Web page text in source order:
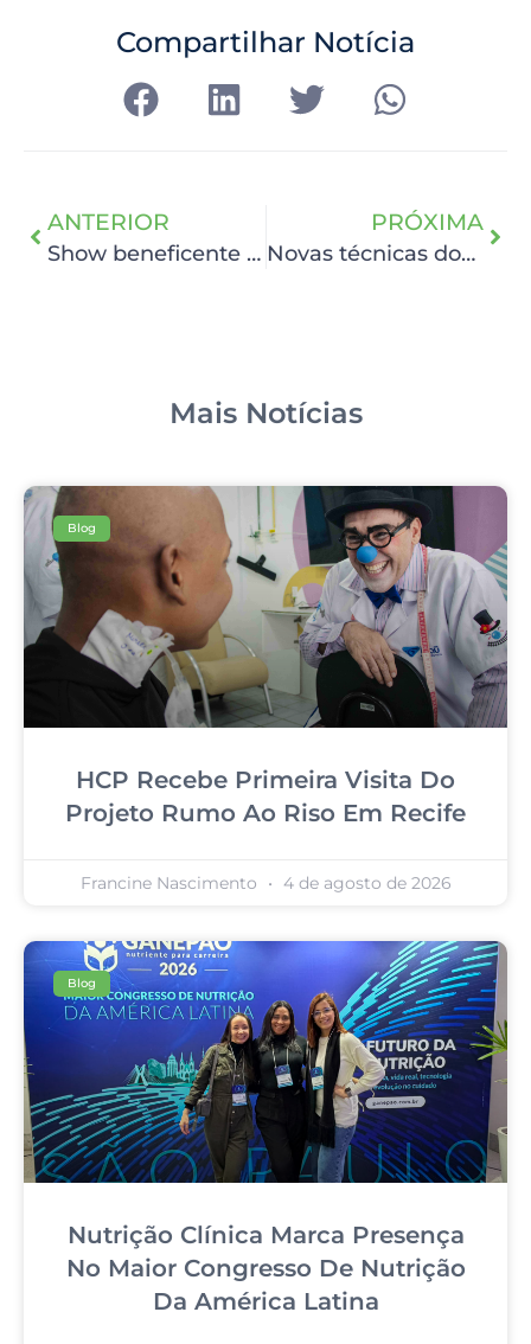
Compartilhar Notícia
ANTERIOR
Show beneficente no Classic Hall arrecada R$ 80 mil para o HCP
PRÓXIMA
Novas técnicas dominam debates no VIII Simpósio Recife-Detroit, no HCP
Mais Notícias
Blog
HCP Recebe Primeira Visita Do
Projeto Rumo Ao Riso Em Recife
Francine Nascimento 4 de agosto de 2026
Blog
Nutrição Clínica Marca Presença
No Maior Congresso De Nutrição
Da América Latina